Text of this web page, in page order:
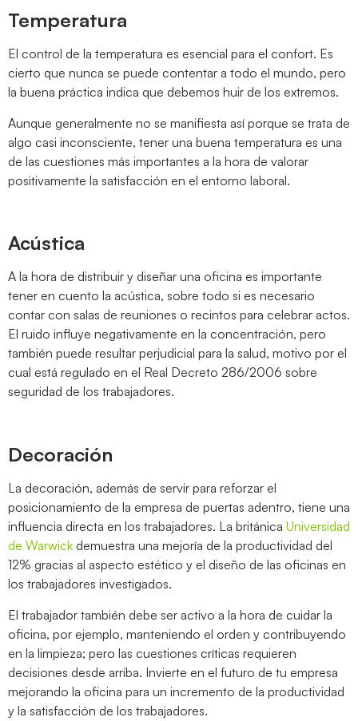
Temperatura
El control de la temperatura es esencial para el confort. Es
cierto que nunca se puede contentar a todo el mundo, pero
la buena práctica indica que debemos huir de los extremos.
Aunque generalmente no se manifiesta así porque se trata de
algo casi inconsciente, tener una buena temperatura es una
de las cuestiones más importantes a la hora de valorar
positivamente la satisfacción en el entorno laboral.
Acústica
A la hora de distribuir y diseñar una oficina es importante
tener en cuento la acústica, sobre todo si es necesario
contar con salas de reuniones o recintos para celebrar actos.
El ruido influye negativamente en la concentración, pero
también puede resultar perjudicial para la salud, motivo por el
cual está regulado en el Real Decreto 286/2006 sobre
seguridad de los trabajadores.
Decoración
La decoración, además de servir para reforzar el
posicionamiento de la empresa de puertas adentro, tiene una
influencia directa en los trabajadores. La británica Universidad
de Warwick demuestra una mejoría de la productividad del
12% gracias al aspecto estético y el diseño de las oficinas en
los trabajadores investigados.
El trabajador también debe ser activo a la hora de cuidar la
oficina, por ejemplo, manteniendo el orden y contribuyendo
en la limpieza; pero las cuestiones críticas requieren
decisiones desde arriba. Invierte en el futuro de tu empresa
mejorando la oficina para un incremento de la productividad
y la satisfacción de los trabajadores.